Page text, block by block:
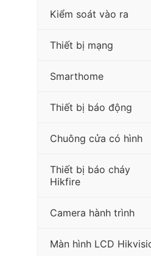
Kiểm soát vào ra
Thiết bị mạng
Smarthome
Thiết bị báo động
Chuông cửa có hình
Thiết bị báo cháy
Hikfire
Camera hành trình
Màn hình LCD